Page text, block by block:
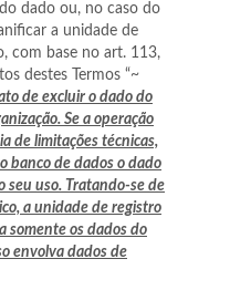
dado ou, no caso do
a unidade de
com base no art. 113,
destes Termos “~
de excluir o dado do
Se a operação
de limitações técnicas,
banco de dados o dado
seu uso. Tratando-se de
a unidade de registro
somente os dados do
envolva dados de